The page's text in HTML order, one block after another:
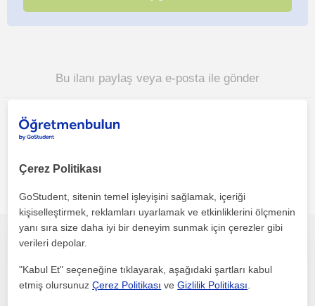
Bu ilanı paylaş veya e-posta ile gönder
çekebilecek diğer Matematik öğretmenleri
Matematik
Çerez Politikası
GoStudent, sitenin temel işleyişini sağlamak, içeriği
kişiselleştirmek, reklamları uyarlamak ve etkinliklerini ölçmenin
yanı sıra size daha iyi bir deneyim sunmak için çerezler gibi
verileri depolar.
"Kabul Et" seçeneğine tıklayarak, aşağıdaki şartları kabul
etmiş olursunuzÇerez Politikası veGizlilik Politikası